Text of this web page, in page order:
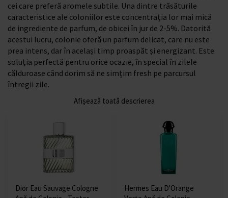
cei care preferă aromele subtile. Una dintre trăsăturile
caracteristice ale coloniilor este concentrația lor mai mică
de ingrediente de parfum, de obicei în jur de 2-5%. Datorită
acestui lucru, colonie oferă un parfum delicat, care nu este
prea intens, dar în același timp proaspăt și energizant. Este
soluția perfectă pentru orice ocazie, în special în zilele
călduroase când dorim să ne simțim fresh pe parcursul
întregii zile.
Afișează toată descrierea
Dior Eau Sauvage Cologne
Hermes Eau D'Orange